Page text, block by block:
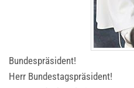
Bundespräsident!
Herr Bundestagspräsident!